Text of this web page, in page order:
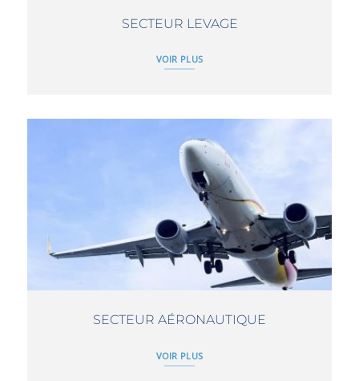
SECTEUR LEVAGE
VOIR PLUS
SECTEUR AÉRONAUTIQUE
VOIR PLUS